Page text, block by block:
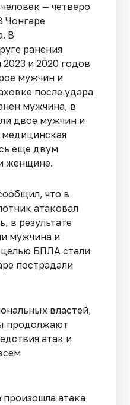
— четверо
Чонгаре
В
ранения
и 2020 годов
мужчин и
после удара
мужчина, в
двое мужчин и
еще двум
женщине.
что в
атаковал
в результате
мужчина и
БПЛА стали
пострадали
властей,
продолжают
атак и
атака